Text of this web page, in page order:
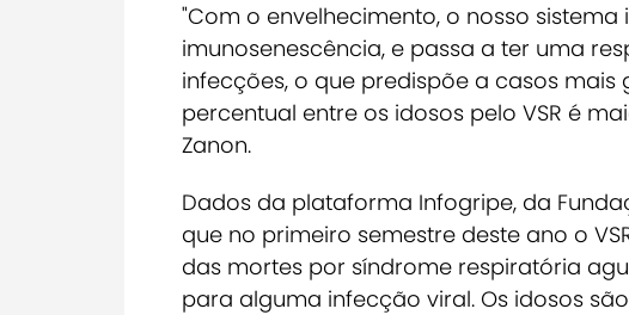
"Com o envelhecimento, o nosso
imunosenescência, e passa a ter uma
infecções, o que predispõe a casos mais
percentual entre os idosos pelo VSR é
Zanon.
Dados da plataforma Infogripe, da
que no primeiro semestre deste ano o
das mortes por síndrome respiratória
para alguma infecção viral. Os idosos